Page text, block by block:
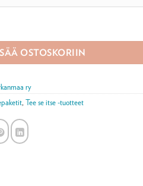
OSTOSKORIIN
ry
, Tee se itse -tuotteet